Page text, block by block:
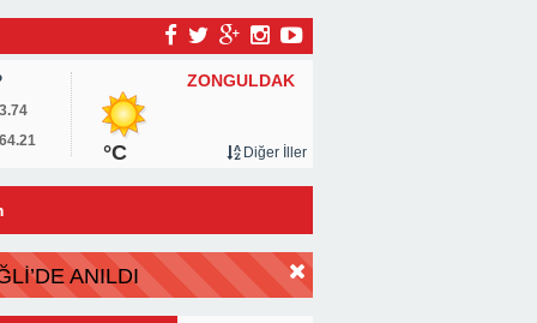
ZONGULDAK
°C Diğer İller
ANILDI